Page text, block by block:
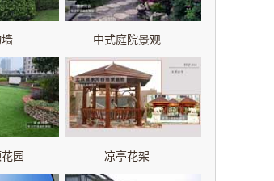
中式庭院景观
园 凉亭花架